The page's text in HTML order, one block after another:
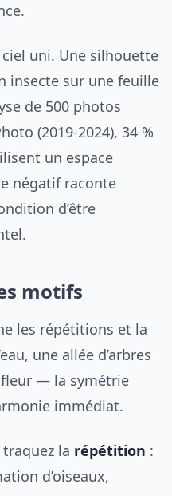
uni. Une silhouette
insecte sur une feuille
de 500 photos
(2019-2024), 34 %
un espace
négatif raconte
d’être
motifs
les répétitions et la
une allée d’arbres
fleur — la symétrie
immédiat.
la répétition :
d’oiseaux,